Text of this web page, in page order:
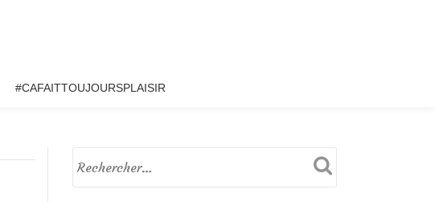
#CAFAITTOUJOURSPLAISIR